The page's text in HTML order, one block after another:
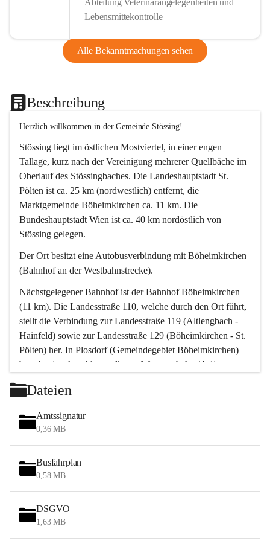
Abteilung Veterinärangelegenheiten und
Lebensmittekontrolle
Alle Bekanntmachungen sehen
Beschreibung
Herzlich willkommen in der Gemeinde Stössing!
Stössing liegt im östlichen Mostviertel, in einer engen
Tallage, kurz nach der Vereinigung mehrerer Quellbäche im
Oberlauf des Stössingbaches. Die Landeshauptstadt St.
Pölten ist ca. 25 km (nordwestlich) entfernt, die
Marktgemeinde Böheimkirchen ca. 11 km. Die
Bundeshauptstadt Wien ist ca. 40 km nordöstlich von
Stössing gelegen.
Der Ort besitzt eine Autobusverbindung mit Böheimkirchen
(Bahnhof an der Westbahnstrecke).
Nächstgelegener Bahnhof ist der Bahnhof Böheimkirchen
(11 km). Die Landesstraße 110, welche durch den Ort führt,
stellt die Verbindung zur Landesstraße 119 (Altlengbach -
Hainfeld) sowie zur Landesstraße 129 (Böheimkirchen - St.
Pölten) her. In Plosdorf (Gemeindegebiet Böheimkirchen)
besteht eine Anschlussstelle zur Westautobahn (A 1).
Wien erreicht man in ca. 45 Minuten.
Stössing zählt noch zum Naherholungsraum Wien sowie
zum Naherholungsraum St. Pölten. Viele Bauernhöfe hatten
„ihre Wiener“. Seit 1960 bauten viele Wiener
Wochenendhäuser im Gemeindegebiet. Wegen des
waldreichen Jagdgebietes haben viele Jagdpächter ihre
Das Wandern ist aus touristischer Sicht die bedeutendste
Tätigkeit. Das hügelige Gebiet mit Wanderwegen durch
Wiesen, Wälder und Obstkulturen lädt dazu ein. Gefördert
Dateien
Amtssignatur
0,36 MB
Busfahrplan
0,58 MB
DSGVO
1,63 MB